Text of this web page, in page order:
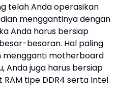
telah Anda operasikan
menggantinya dengan
Anda harus bersiap
besaran. Hal paling
mengganti motherboard
Anda juga harus bersiap
tipe DDR4 serta Intel